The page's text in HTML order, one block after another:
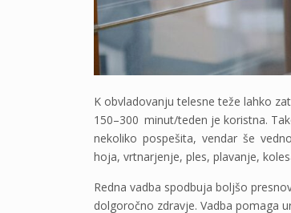
K obvladovanju telesne teže lahko
150–300 minut/teden je koristna.
nekoliko pospešita, vendar še
hoja, vrtnarjenje, ples, plavanje,
Redna vadba spodbuja boljšo
dolgoročno zdravje. Vadba pomaga